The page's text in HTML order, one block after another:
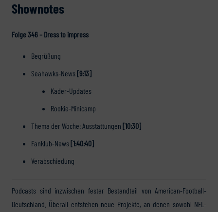
Shownotes
Folge 346 – Dress to impress
Begrüßung
Seahawks-News[9:13]
Kader-Updates
Rookie-Minicamp
Thema der Woche: Ausstattungen [10:30]
Fanklub-News[1:40:40]
Verabschiedung
Podcasts sind inzwischen fester Bestandteil von American-Football-
Deutschland. Überall entstehen neue Projekte, an denen sowohl NFL-